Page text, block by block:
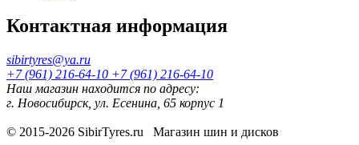
Контактная информация
sibirtyres@ya.ru
+7 (961) 216-64-10 +7 (961) 216-64-10
Наш магазин находится по адресу:
г. Новосибирск, ул. Есенина, 65 корпус 1
© 2015-2026 SibirTyres.ru Магазин шин и дисков